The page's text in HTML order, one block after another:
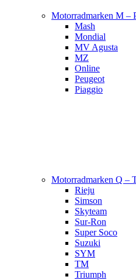
Motorradmarken M –
Mash
Mondial
MV Agusta
MZ
Online
Peugeot
Piaggio
Motorradmarken Q –
Rieju
Simson
Skyteam
Sur-Ron
Super Soco
Suzuki
SYM
TM
Triumph